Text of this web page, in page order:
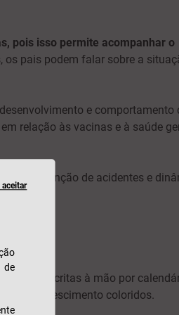
pois isso permite acompanhar o
os pais podem falar sobre a
e comportamento
relação às vacinas e à saúde
prevenção de acidentes e
listas escritas à mão por
de crescimento coloridos.
aceitar
de